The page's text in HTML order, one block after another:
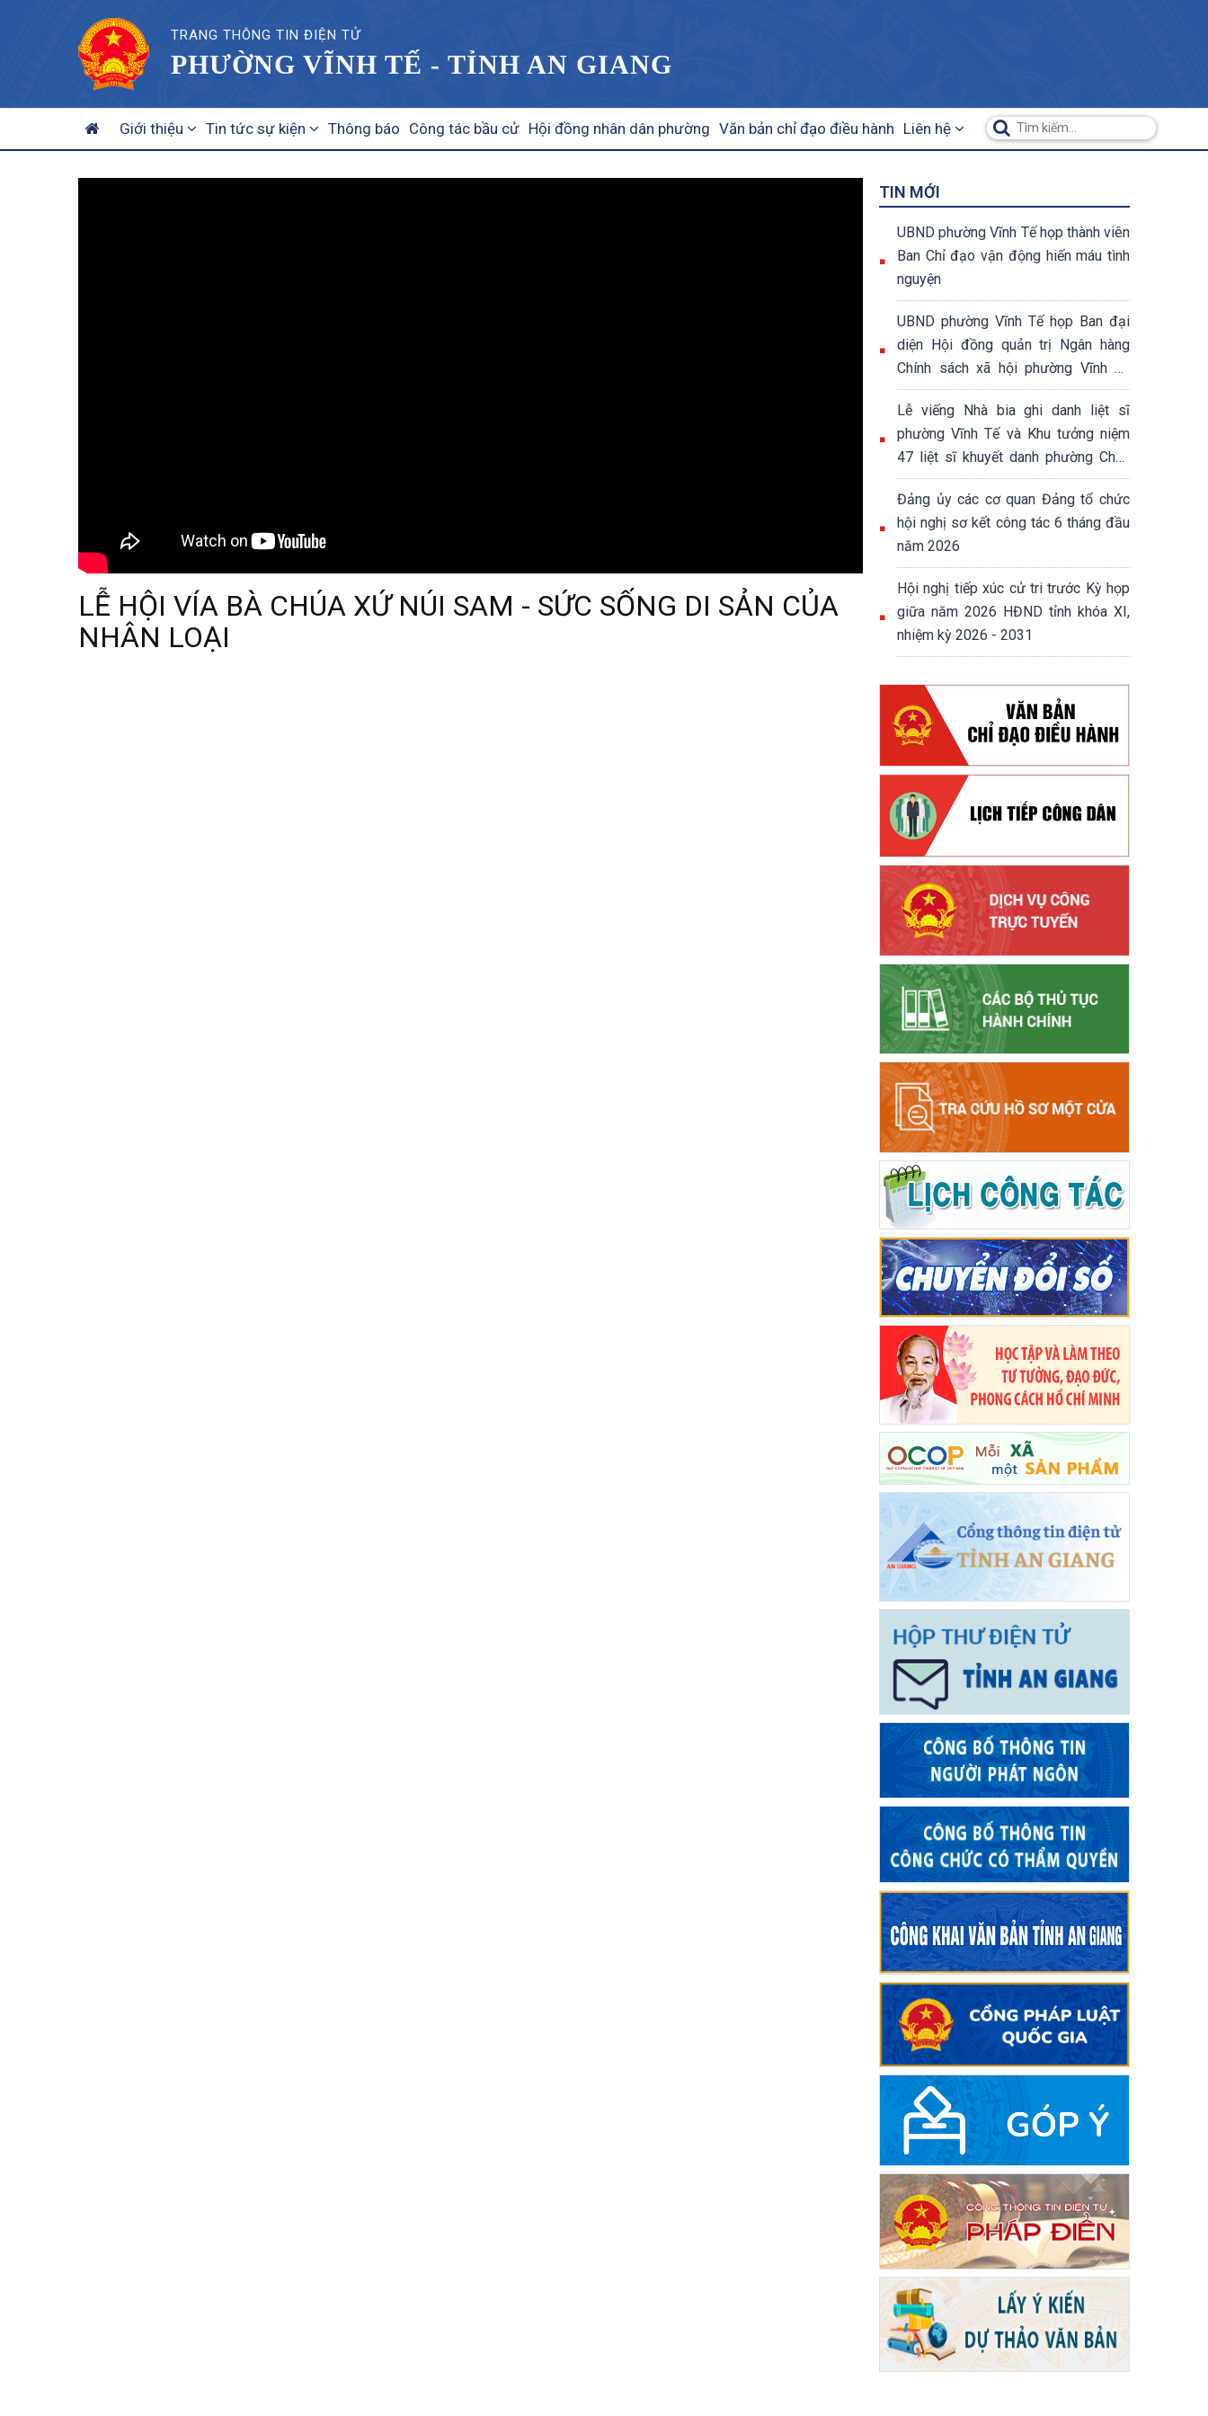
TRANG THÔNG TIN ĐIỆN TỬ
PHƯỜNG VĨNH TẾ - TỈNH AN GIANG
NAVIGATION
Giới thiệu Tin tức sự kiện Thông báo Công tác bầu cử Hội đồng nhân dân phường Văn bản chỉ đạo điều hành Liên hệ
LỄ HỘI VÍA BÀ CHÚA XỨ NÚI SAM - SỨC SỐNG DI SẢN CỦA
NHÂN LOẠI
TIN MỚI
UBND phường Vĩnh Tế họp thành viên
Ban Chỉ đạo vận động hiến máu tình
nguyện
UBND phường Vĩnh Tế họp Ban đại
diện Hội đồng quản trị Ngân hàng
Chính sách xã hội phường Vĩnh Tế
quý II năm 2026
Lễ viếng Nhà bia ghi danh liệt sĩ
phường Vĩnh Tế và Khu tưởng niệm
47 liệt sĩ khuyết danh phường Châu
Đốc
Đảng ủy các cơ quan Đảng tổ chức
hội nghị sơ kết công tác 6 tháng đầu
năm 2026
Hội nghị tiếp xúc cử tri trước Kỳ họp
giữa năm 2026 HĐND tỉnh khóa XI,
nhiệm kỳ 2026 - 2031